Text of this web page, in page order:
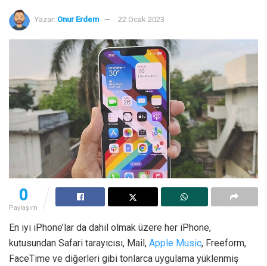
Yazar: Onur Erdem 22 Ocak 2023
0
Paylaşım
En iyi iPhone’lar da dahil olmak üzere her iPhone,
kutusundan Safari tarayıcısı, Mail, Apple Music, Freeform,
FaceTime ve diğerleri gibi tonlarca uygulama yüklenmiş